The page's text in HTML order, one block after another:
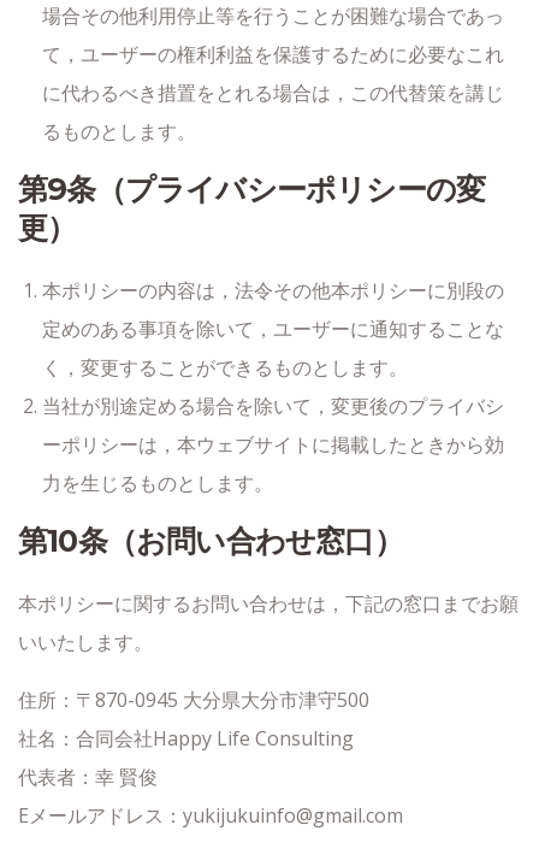
場合その他利用停止等を行うことが困難な場合であっ
て，ユーザーの権利利益を保護するために必要なこれ
に代わるべき措置をとれる場合は，この代替策を講じ
るものとします。
第9条（プライバシーポリシーの変
更）
本ポリシーの内容は，法令その他本ポリシーに別段の
定めのある事項を除いて，ユーザーに通知することな
く，変更することができるものとします。
当社が別途定める場合を除いて，変更後のプライバシ
ーポリシーは，本ウェブサイトに掲載したときから効
力を生じるものとします。
第10条（お問い合わせ窓口）
本ポリシーに関するお問い合わせは，下記の窓口までお願
いいたします。
住所：〒870-0945 大分県大分市津守500
社名：合同会社Happy Life Consulting
代表者：幸 賢俊
Eメールアドレス：yukijukuinfo@gmail.com